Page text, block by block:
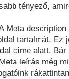
tényező,
Meta
tartalmát. Ez
címe alatt.
leírás még